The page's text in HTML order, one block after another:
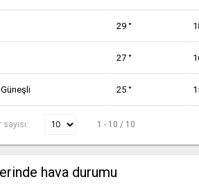
29 °
27 °
25 °
1 - 10 / 10
hava durumu